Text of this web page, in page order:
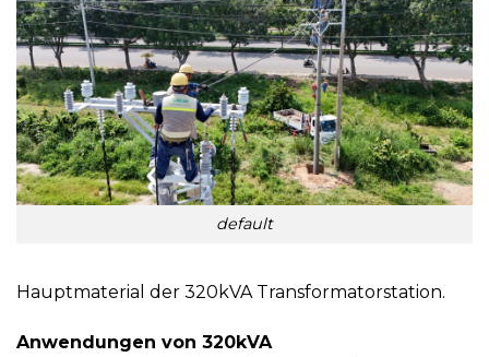
default
Hauptmaterial der 320kVA Transformatorstation.
Anwendungen von 320kVA